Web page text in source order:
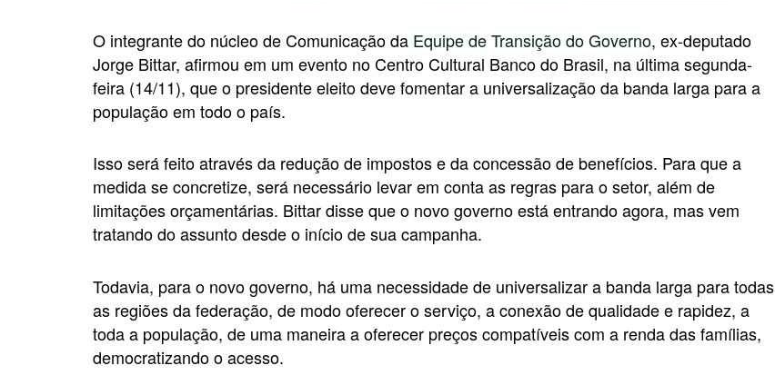
O integrante do núcleo de Comunicação da Equipe de Transição do Governo, ex-deputado
Jorge Bittar, afirmou em um evento no Centro Cultural Banco do Brasil, na última segunda-
feira (14/11), que o presidente eleito deve fomentar a universalização da banda larga para a
população em todo o país.
Isso será feito através da redução de impostos e da concessão de benefícios. Para que a
medida se concretize, será necessário levar em conta as regras para o setor, além de
limitações orçamentárias. Bittar disse que o novo governo está entrando agora, mas vem
tratando do assunto desde o início de sua campanha.
Todavia, para o novo governo, há uma necessidade de universalizar a banda larga para todas
as regiões da federação, de modo oferecer o serviço, a conexão de qualidade e rapidez, a
toda a população, de uma maneira a oferecer preços compatíveis com a renda das famílias,
democratizando o acesso.